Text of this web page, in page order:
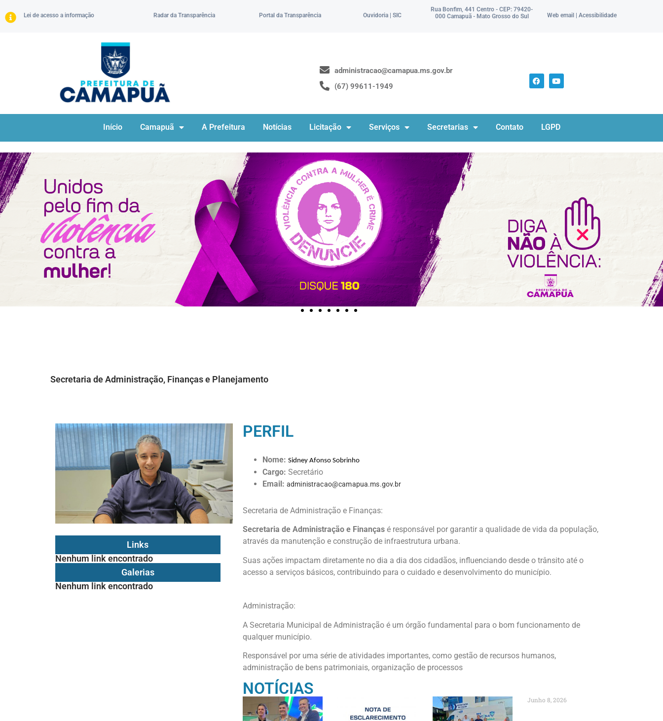
Lei de acesso a informação Radar da Transparência Portal da Transparência Ouvidoria | SIC
Rua Bonfim, 441 Centro - CEP: 79420-
000 Camapuã - Mato Grosso do Sul
Web email | Acessibilidade
administracao@camapua.ms.gov.br
(67) 99611-1949
Início Camapuã A Prefeitura Notícias Licitação Serviços Secretarias Contato LGPD
Secretaria de Administração, Finanças e Planejamento
Links
Nenhum link encontrado
Galerias
Nenhum link encontrado
PERFIL
Nome: Sidney Afonso Sobrinho
Cargo: Secretário
Email: administracao@camapua.ms.gov.br
Secretaria de Administração e Finanças:
Secretaria de Administração e Finançasé responsável por garantir a qualidade de vida da população,
através da manutenção e construção de infraestrutura urbana.
Suas ações impactam diretamente no dia a dia dos cidadãos, influenciando desde o trânsito até o
acesso a serviços básicos, contribuindo para o cuidado e desenvolvimento do município.
Administração:
A Secretaria Municipal de Administração é um órgão fundamental para o bom funcionamento de
qualquer município.
Responsável por uma série de atividades importantes, como gestão de recursos humanos,
administração de bens patrimoniais, organização de processos
NOTÍCIAS
Junho 8, 2026